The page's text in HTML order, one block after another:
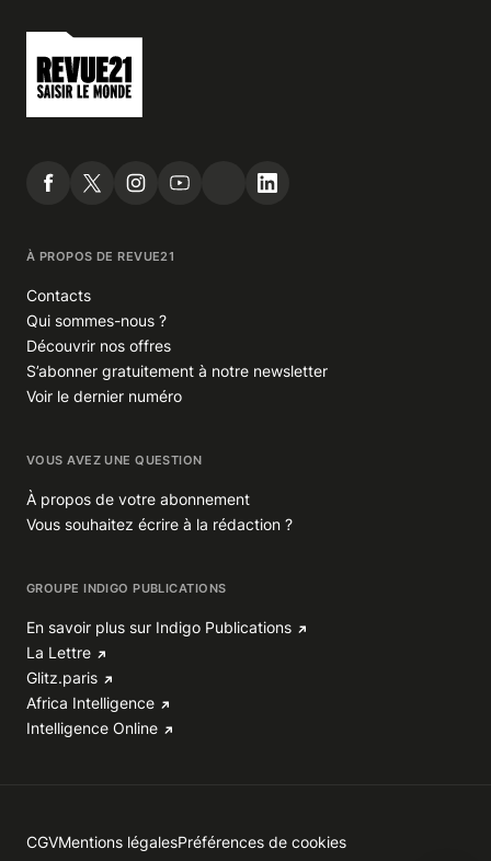
À PROPOS DE REVUE21
Contacts
Qui sommes-nous ?
Découvrir nos offres
S’abonner gratuitement à notre newsletter
Voir le dernier numéro
VOUS AVEZ UNE QUESTION
À propos de votre abonnement
Vous souhaitez écrire à la rédaction ?
GROUPE INDIGO PUBLICATIONS
En savoir plus sur Indigo Publications
La Lettre
Glitz.paris
Africa Intelligence
Intelligence Online
CGVMentions légalesPréférences de cookies